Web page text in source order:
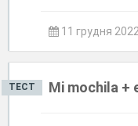
11 грудня 2022
ТЕСТ Mi mochila +